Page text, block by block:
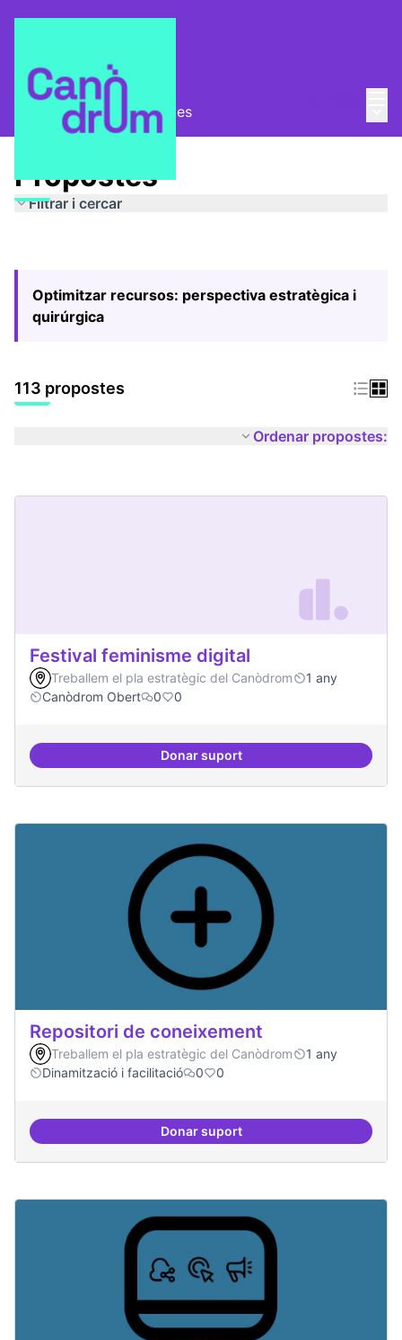
Pla Estratègic Propostes
Propostes
Filtrar i cercar
Optimitzar recursos: perspectiva estratègica i
quirúrgica
113 propostes
Ordenar propostes:
Festival feminisme digital
Treballem el pla estratègic del Canòdrom
1 any
Canòdrom Obert
0 0
Donar suportFestival feminisme digital
Repositori de coneixement
Treballem el pla estratègic del Canòdrom
1 any
Dinamització i facilitació
0 0
Donar suportRepositori de coneixement